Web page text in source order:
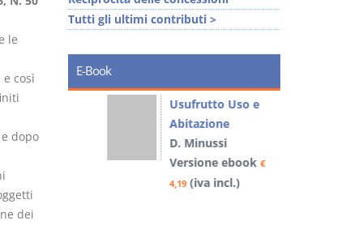
le
così
dopo
dei
Tutti gli ultimi contributi >
E-Book
Usufrutto Uso e
Abitazione
D. Minussi
Versione ebook€
(iva incl.)